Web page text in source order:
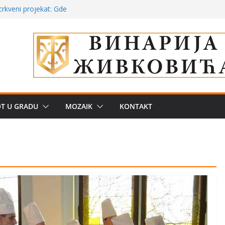
projekat: Gde
i sekularne
traženije Španija,
mira dočekao
U GRADU MOZAIK KONTAKT